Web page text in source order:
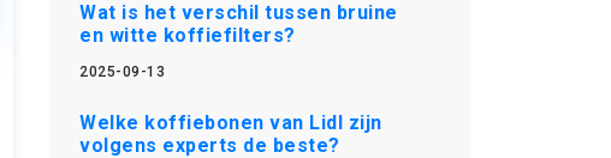
Wat is het verschil tussen bruine
en witte koffiefilters?
2025-09-13
Welke koffiebonen van Lidl zijn
volgens experts de beste?